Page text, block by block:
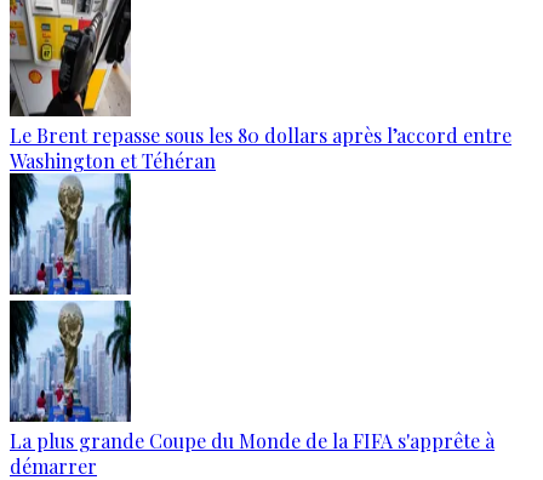
Le Brent repasse sous les 80 dollars après l’accord entre
Washington et Téhéran
La plus grande Coupe du Monde de la FIFA s'apprête à
démarrer